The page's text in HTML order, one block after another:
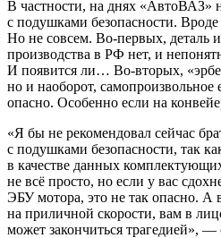
В частности, на днях «АвтоВАЗ»
с подушками безопасности.
Но не совсем. Во-первых, деталь
производства в РФ нет, и
И появится ли… Во-вторых,
но и наоборот, самопроизвольное
опасно. Особенно если на
«Я бы не рекомендовал сейчас
с подушками безопасности, так
в качестве данных
не всё просто, но если у вас
ЭБУ мотора, это не так опасно. А
на приличной скорости, вам в
может закончиться трагедией», —